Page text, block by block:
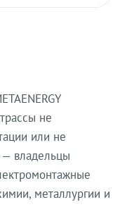
не
или не
— владельцы
металлургии и